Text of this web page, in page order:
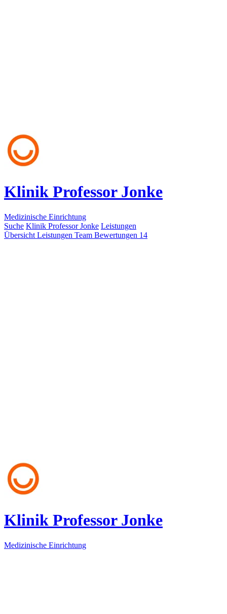
Klinik Professor Jonke
Medizinische Einrichtung
Suche Klinik Professor Jonke Leistungen
Übersicht Leistungen Team Bewertungen 14
Klinik Professor Jonke
Medizinische Einrichtung